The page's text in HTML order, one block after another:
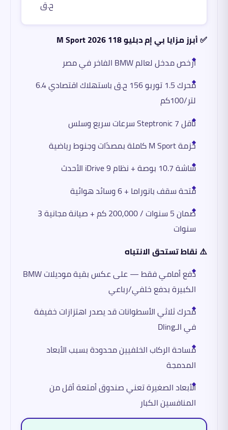
ح.ق
✅ أبرز مزايا بي إم دبليو 118 M Sport 2026
أرخص مدخل لعالم BMW الفاخر في مصر
محرك 1.5 توربو 156 ح.ق باستهلاك اقتصادي 6.4
لتر/100كم
ناقل Steptronic 7 سرعات سريع وسلس
حزمة M Sport كاملة بمصدّات وجنوط رياضية
شاشة 10.7 بوصة + نظام iDrive 9 الأحدث
فتحة سقف بانوراما + 6 وسائد هوائية
ضمان 5 سنوات / 200,000 كم + صيانة مجانية 3
سنوات
⚠️ نقاط تستحق الانتباه
دفع أمامي فقط — على عكس بقية موديلات BMW
الكبيرة بدفع خلفي/رباعي
محرك ثلاثي الأسطوانات قد يصدر اهتزازات خفيفة
في الـDling
مساحة الركاب الخلفيين محدودة بسبب الأبعاد
المدمجة
الأبعاد الصغيرة تعني صندوق أمتعة أقل من
المنافسين الكبار